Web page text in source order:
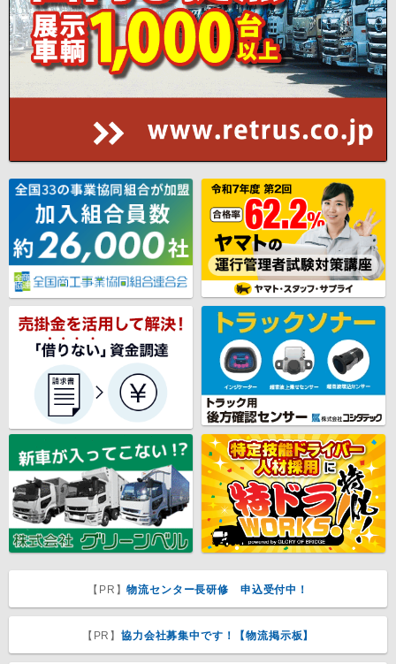
【PR】物流センター長研修 申込受付中！
【PR】協力会社募集中です！【物流掲示板】